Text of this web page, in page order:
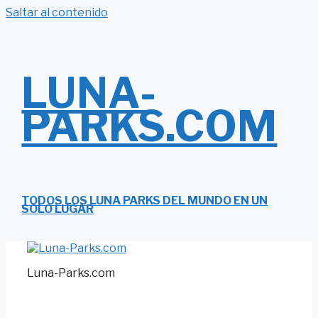
Saltar al contenido
LUNA-
PARKS.COM
TODOS LOS LUNA PARKS DEL MUNDO EN UN
SOLO LUGAR
Luna-Parks.com